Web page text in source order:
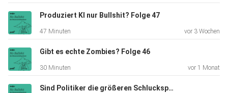
Produziert KI nur Bullshit? Folge 47
47 Minuten vor 3 Wochen
Gibt es echte Zombies? Folge 46
30 Minuten vor 1 Monat
Sind Politiker die größeren Schluckspechte? Folge 45